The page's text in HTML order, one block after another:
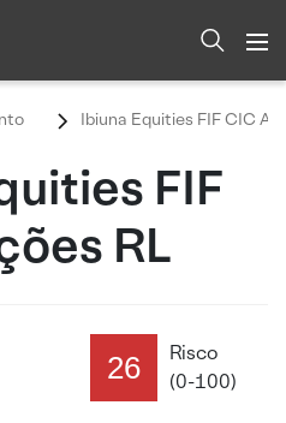
Ibiuna Equities FIF CIC
FIF
RL
26
Risco
(0-100)